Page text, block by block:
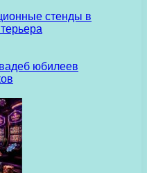
стенды в
юбилеев